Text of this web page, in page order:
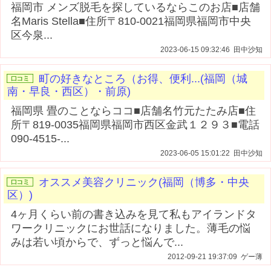
福岡市 メンズ脱毛を探しているならこのお店■店舗
名Maris Stella■住所〒810-0021福岡県福岡市中央
区今泉...
2023-06-15 09:32:46 田中沙知
町の好きなところ（お得、便利...(福岡（城
南・早良・西区）・前原)
福岡県 畳のことならココ■店舗名竹元たたみ店■住
所〒819-0035福岡県福岡市西区金武１２９３■電話
090-4515-...
2023-06-05 15:01:22 田中沙知
オススメ美容クリニック(福岡（博多・中央
区）)
4ヶ月くらい前の書き込みを見て私もアイランドタ
ワークリニックにお世話になりました。薄毛の悩
みは若い頃からで、ずっと悩んで...
2012-09-21 19:37:09 ゲー薄